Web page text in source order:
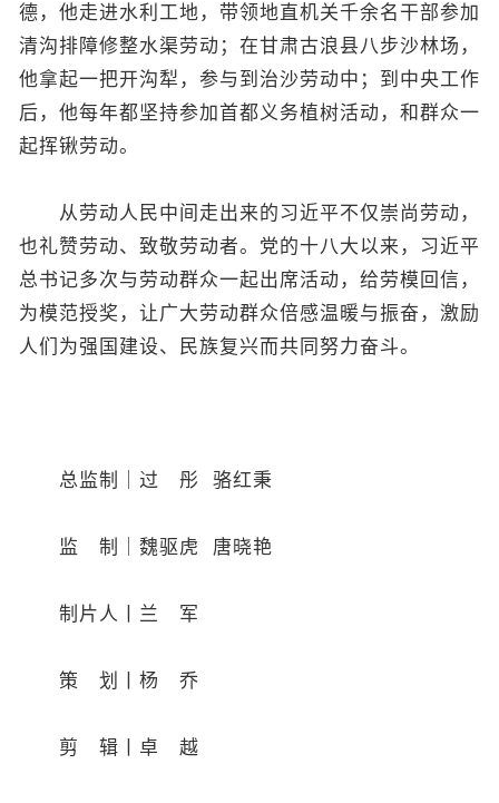
德，他走进水利工地，带领地直机关千余名干部参加
清沟排障修整水渠劳动；在甘肃古浪县八步沙林场，
他拿起一把开沟犁，参与到治沙劳动中；到中央工作
后，他每年都坚持参加首都义务植树活动，和群众一
起挥锹劳动。
从劳动人民中间走出来的习近平不仅崇尚劳动，
也礼赞劳动、致敬劳动者。党的十八大以来，习近平
总书记多次与劳动群众一起出席活动，给劳模回信，
为模范授奖，让广大劳动群众倍感温暖与振奋，激励
人们为强国建设、民族复兴而共同努力奋斗。
总监制｜过 彤 骆红秉
监 制｜魏驱虎 唐晓艳
制片人丨兰 军
策 划丨杨 乔
剪 辑丨卓 越